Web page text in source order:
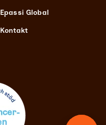
Epassi Global
Kontakt